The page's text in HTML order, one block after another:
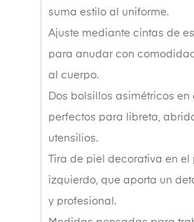
suma estilo al uniforme.
Ajuste mediante cintas de
para anudar con
al cuerpo.
Dos bolsillos asimétricos en
perfectos para libreta,
utensilios.
Tira de piel decorativa en el
izquierdo, que aporta un
y profesional.